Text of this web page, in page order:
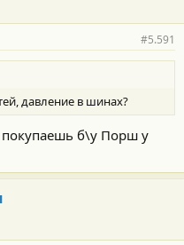
#5.591
давление в шинах?
б\у Порш у